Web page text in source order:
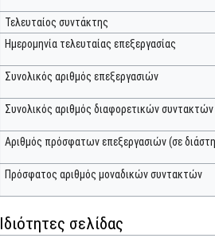
Τελευταίος συντάκτης
Ημερομηνία τελευταίας επεξεργασίας
Συνολικός αριθμός επεξεργασιών
Συνολικός αριθμός διαφορετικών συντακτών
Αριθμός πρόσφατων επεξεργασιών (σε
Πρόσφατος αριθμός μοναδικών συντακτών
Ιδιότητες σελίδας